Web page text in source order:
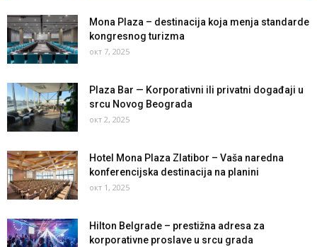
Mona Plaza – destinacija koja menja standarde
kongresnog turizma
окт 7, 2025
Plaza Bar — Korporativni ili privatni događaji u
srcu Novog Beograda
окт 2, 2025
Hotel Mona Plaza Zlatibor – Vaša naredna
konferencijska destinacija na planini
окт 1, 2025
Hilton Belgrade – prestižna adresa za
korporativne proslave u srcu grada